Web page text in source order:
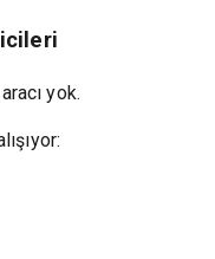
yok.